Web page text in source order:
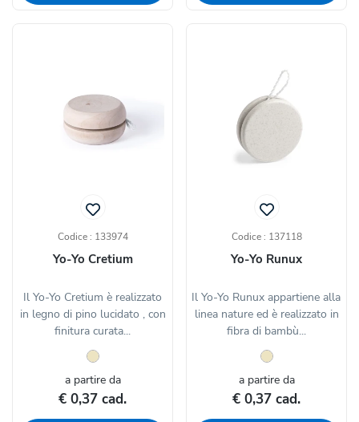
Codice : 133974
Yo-Yo Cretium
Il Yo-Yo Cretium è realizzato
in legno di pino lucidato , con
finitura curata...
a partire da
€ 0,37 cad.
Codice : 137118
Yo-Yo Runux
Il Yo-Yo Runux appartiene alla
linea nature ed è realizzato in
fibra di bambù...
a partire da
€ 0,37 cad.